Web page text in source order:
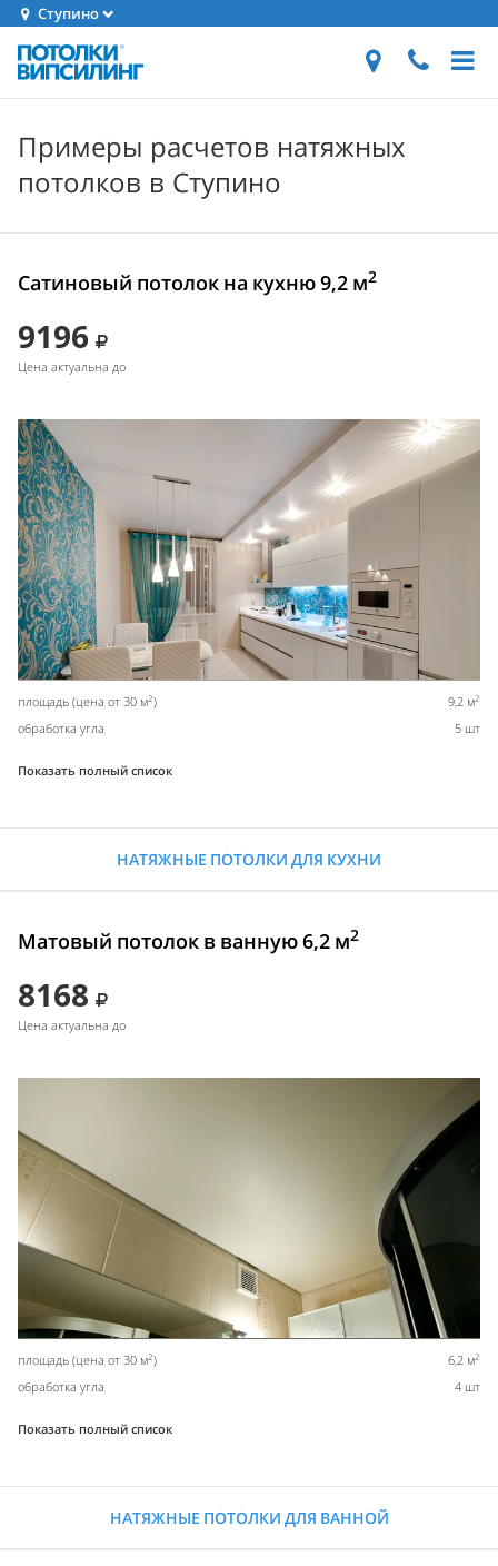
Ступино
Примеры расчетов натяжных
потолков в Ступино
Сатиновый потолок на кухню 9,2 м2
9196
Цена актуальна до
площадь (цена от 30 м2) 9,2 м2
обработка угла 5 шт
Показать полный список
НАТЯЖНЫЕ ПОТОЛКИ ДЛЯ КУХНИ
Матовый потолок в ванную 6,2 м2
8168
Цена актуальна до
площадь (цена от 30 м2) 6,2 м2
обработка угла 4 шт
Показать полный список
НАТЯЖНЫЕ ПОТОЛКИ ДЛЯ ВАННОЙ